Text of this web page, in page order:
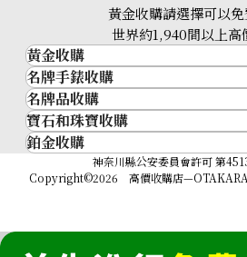
HKD 22,679.18
收購日期: 2022年7月
參
HKD
黃金收購請選擇可以免
世界約1,940間以上高
黃金收購
黃金･金條
金條
金幣及銀幣
過去十年黃金價格
金飾
名牌手錶收購
名牌手錶收購
勞力士 (Rolex)
Patek Philippe
Audemars Piguet
名牌品收購
名牌品收購
HERMES
LOUIS VUITTON
CHANEL
CELINE
寶石和珠寶收購
寶石和珠寶
祖母綠
紅寶石
鉑金收購
神奈川縣公安委員會許可 第
Copyright©2026 高價收購店